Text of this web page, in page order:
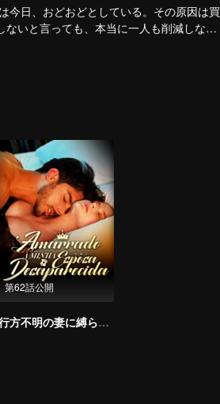
今日、おどおどとしている。その原因は買
いと言っても、本当に一人も削減しない
聞いて、もっと心配することになる。
長した。シュウ・ショイツは若い時の軽
に出会えて、シュウ・ショイツは買収側
第62話公開
行方不明の妻に縛られて